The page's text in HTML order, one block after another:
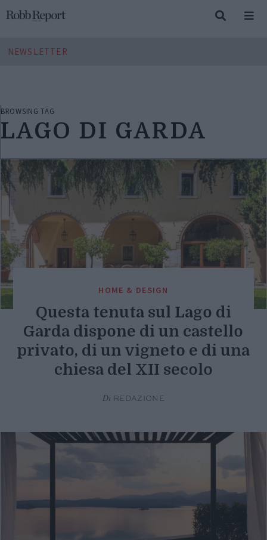
NEWSLETTER
BROWSING TAG
LAGO DI GARDA
HOME & DESIGN
Questa tenuta sul Lago di
Garda dispone di un castello
privato, di un vigneto e di una
chiesa del XII secolo
Di REDAZIONE